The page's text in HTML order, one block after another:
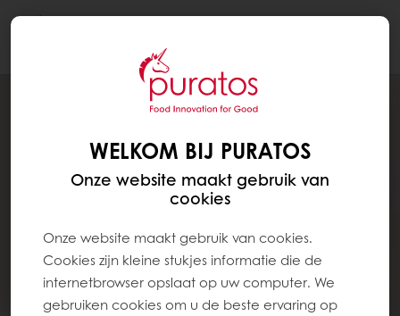
WELKOM BIJ PURATOS
Onze website maakt gebruik van
cookies
Onze website maakt gebruik van cookies.
Cookies zijn kleine stukjes informatie die de
internetbrowser opslaat op uw computer. We
gebruiken cookies om u de beste ervaring op